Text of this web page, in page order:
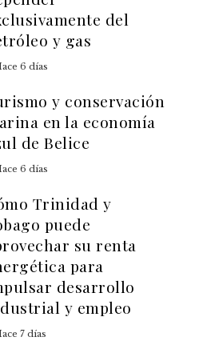
del
y gas
6 días
y conservación
en la economía
de Belice
6 días
Trinidad y
puede
su renta
para
desarrollo
y empleo
7 días